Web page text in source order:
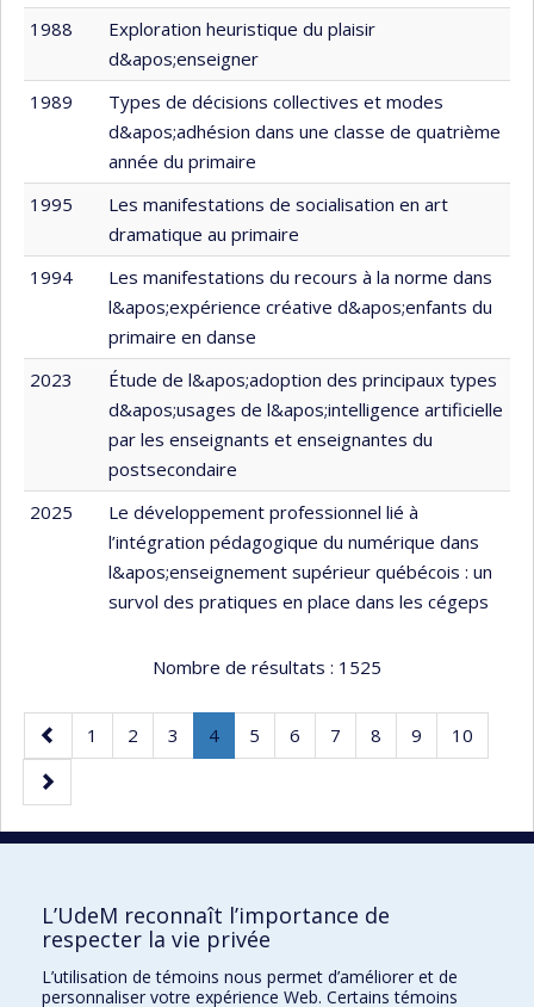
1988
Exploration heuristique du plaisir
d&apos;enseigner
1989
Types de décisions collectives et modes
d&apos;adhésion dans une classe de quatrième
année du primaire
1995
Les manifestations de socialisation en art
dramatique au primaire
1994
Les manifestations du recours à la norme dans
l&apos;expérience créative d&apos;enfants du
primaire en danse
2023
Étude de l&apos;adoption des principaux types
d&apos;usages de l&apos;intelligence artificielle
par les enseignants et enseignantes du
postsecondaire
2025
Le développement professionnel lié à
l’intégration pédagogique du numérique dans
l&apos;enseignement supérieur québécois : un
survol des pratiques en place dans les cégeps
Nombre de résultats : 1525
Page
précédente
Page
1 Page
2 Page
3 Page
4.
Page
Page
5 Page
6 Page
7 Page
8 Page
9 Page
10
Page
suivante
Faculté des sciences de l'éducation
L’UdeM reconnaît l’importance de
respecter la vie privée
L’utilisation de témoins nous permet d’améliorer et de
personnaliser votre expérience Web. Certains témoins